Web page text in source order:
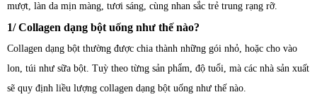
mượt, làn da mịn màng, tươi sáng, cùng nhan sắc trẻ trung rạng rỡ.
1/ Collagen dạng bột uống như thế nào?
Collagen dạng bột thường được chia thành những gói nhỏ, hoặc cho vào
lon, túi như sữa bột. Tuỳ theo từng sản phẩm, độ tuổi, mà các nhà sản xuất
sẽ quy định liều lượng collagen dạng bột uống như thế nào.